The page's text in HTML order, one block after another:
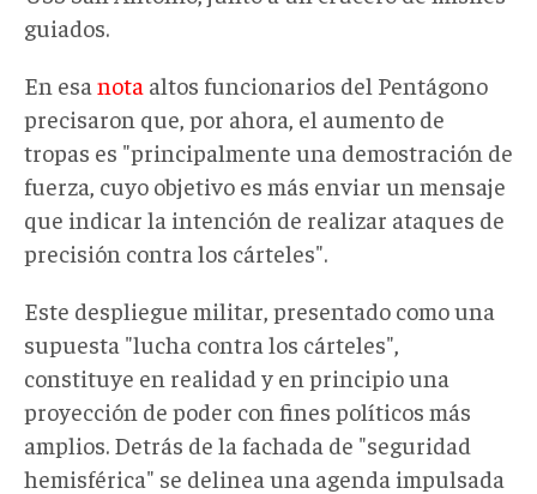
guiados.
En esa nota altos funcionarios del Pentágono
precisaron que, por ahora, el aumento de
tropas es "principalmente una demostración de
fuerza, cuyo objetivo es más enviar un mensaje
que indicar la intención de realizar ataques de
precisión contra los cárteles".
Este despliegue militar, presentado como una
supuesta "lucha contra los cárteles",
constituye en realidad y en principio una
proyección de poder con fines políticos más
amplios. Detrás de la fachada de "seguridad
hemisférica" se delinea una agenda impulsada